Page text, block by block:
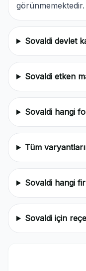
görünmemektedir.
Sovaldi devlet
Sovaldi etken
Sovaldi hangi
Tüm
Sovaldi hangi
Sovaldi için